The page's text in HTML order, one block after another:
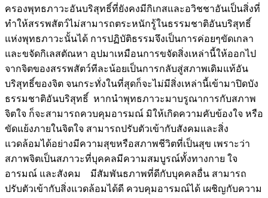
ครองพุทธภาวะอันบริสุทธิ์ที่ยังคงมีกิเกสและอวิชชาอันเป็นสิ่งที่
ทำให้สรรพสัตว์ไม่สามารถตระหนักรู้ในธรรมชาติอันบริสุทธิ์
แห่งพุทธภาวะนั้นได้ การปฏิบัติธรรมจึงเป็นการค่อยๆขัดเกลา
และขจัดกิเลสตัณหา อุปมาเหมือนการขจัดสิ่งเหล่านี้ให้ออกไป
จากจิตของสรรพสัตว์ทีละน้อยเป็นการกลับสู่สภาพเดิมแท้อัน
บริสุทธิ์ของจิต จนกระทั่งในที่สุดก็จะไม่มีสิ่งเหล่านี้เข้ามาปิดบัง
ธรรมชาติอันบริสุทธิ์ หากนำพุทธภาวะมาบรูณาการกับสภาพ
จิตใจ ก็จะสามารถควบคุมอารมณ์ มิให้เกิดความคับข้องใจ หรือ
ขัดแย้งภายในจิตใจ สามารถปรับตัวเข้ากับสังคมและสิ่ง
แวดล้อมได้อย่างมีความสุขหรือสภาพชีวิตที่เป็นสุข เพราะว่า
สภาพจิตเป็นสภาวะที่บุคคลมีความสมบูรณ์ทั้งทางกาย ใจ
อารมณ์ และสังคม มีสัมพันธภาพที่ดีกับบุคคลอื่น สามารถ
ปรับตัวเข้ากับสิ่งแวดล้อมได้ดี ควบคุมอารมณ์ได้ เผชิญกับความ